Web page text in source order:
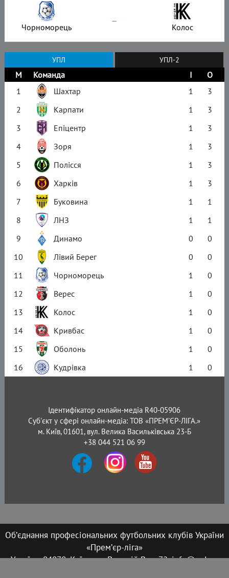
Чорноморець – Колос
УПЛ УПЛ-2
М Команда І
О
1
Шахтар 1
3
2
Карпати 1
3
3
Епіцентр 1
3
4
Зоря 1
3
5
Полісся 1
3
6
Харків 1
3
7
Буковина 1
1
8
ЛНЗ 1
1
9
Динамо 0
0
10
Лівий Берег 0
0
11
Чорноморець 1
0
12
Верес 1
0
13
Колос 1
0
14
Кривбас 1
0
15
Оболонь 1
0
16
Кудрівка 1 0
Ідентифікатор онлайн-медіа R40-05906
Суб'єкт у сфері онлайн-медіа: ТОВ «ПРЕМ’ЄР-ЛІГА.»
м. Київ, 01601, вул. Велика Васильківська 23-Б
+38 044 521 06 99
Об’єднання професіональних футбольних клубів України
«Прем’єр-ліга»
Україна, 04070, Київ, вул. Верхній Вал, 72, info@upl.ua